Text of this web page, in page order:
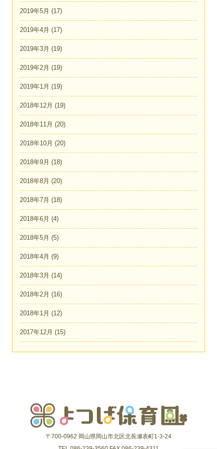
2019年5月 (17)
2019年4月 (17)
2019年3月 (19)
2019年2月 (19)
2019年1月 (19)
2018年12月 (19)
2018年11月 (20)
2018年10月 (20)
2018年9月 (18)
2018年8月 (20)
2018年7月 (18)
2018年6月 (4)
2018年5月 (5)
2018年4月 (9)
2018年3月 (14)
2018年2月 (16)
2018年1月 (12)
2017年12月 (15)
〒700-0962 岡山県岡山市北区北長瀬表町1-3-24